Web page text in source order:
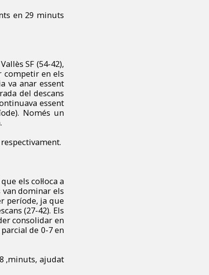
en 29 minuts
SF (54-42),
competir en els
va anar essent
del descans
essent
Només un
els col·loca a
dominar els
període, ja que
(27-42). Els
consolidar en
de 0-7 en
,minuts, ajudat